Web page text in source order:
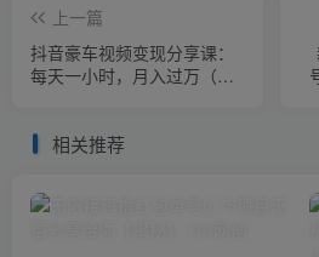
上一篇
抖音豪车视频变现分享课：
每天一小时，月入过万（教
相关推荐